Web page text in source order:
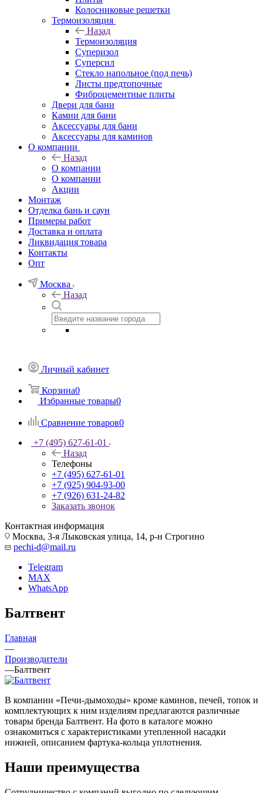
Колосниковые решетки
Термоизоляция
Назад
Термоизоляция
Суперизол
Суперсил
Стекло напольное (под печь)
Листы предтопочные
Фиброцементные плиты
Двери для бани
Камни для бани
Аксессуары для бани
Аксессуары для каминов
О компании
Назад
О компании
О компании
Акции
Монтаж
Отделка бань и саун
Примеры работ
Доставка и оплата
Ликвидация товара
Контакты
Опт
Москва
Назад
Личный кабинет
Корзина0
Избранные товары0
Сравнение товаров0
+7 (495) 627-61-01
Назад
Телефоны
+7 (495) 627-61-01
+7 (925) 904-93-00
+7 (926) 631-24-82
Заказать звонок
Контактная информация
Москва, 3-я Лыковская улица, 14, р-н Строгино
pechi-d@mail.ru
Telegram
MAX
WhatsApp
Балтвент
Главная
—
Производители
—Балтвент
В компании «Печи-дымоходы» кроме каминов, печей, топок и
комплектующих к ним изделиям предлагаются различные
товары бренда Балтвент. На фото в каталоге можно
ознакомиться с характеристиками утепленной насадки
нижней, описанием фартука-кольца уплотнения.
Наши преимущества